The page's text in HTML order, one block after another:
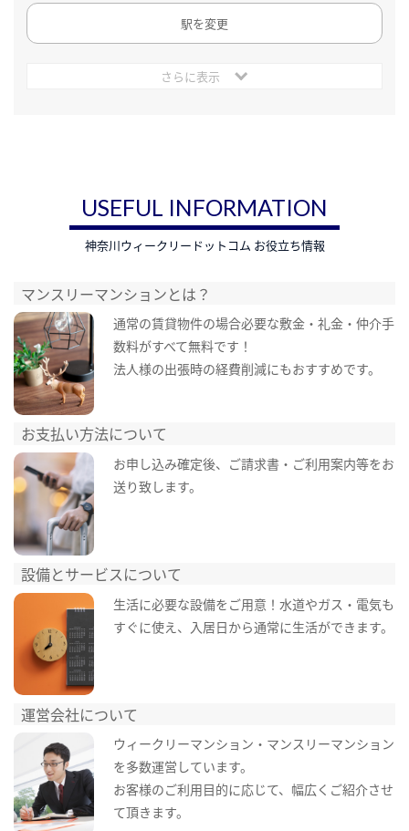
駅を変更
さらに表示
USEFUL INFORMATION
神奈川ウィークリードットコム お役立ち情報
マンスリーマンションとは？
通常の賃貸物件の場合必要な敷金・礼金・仲介手
数料がすべて無料です！
法人様の出張時の経費削減にもおすすめです。
お支払い方法について
お申し込み確定後、ご請求書・ご利用案内等をお
送り致します。
設備とサービスについて
生活に必要な設備をご用意！水道やガス・電気も
すぐに使え、入居日から通常に生活ができます。
運営会社について
ウィークリーマンション・マンスリーマンション
を多数運営しています。
お客様のご利用目的に応じて、幅広くご紹介させ
て頂きます。